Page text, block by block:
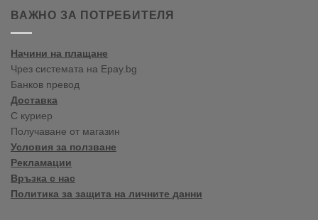
Лято
пролет-
ВАЖНО ЗА ПОТРЕБИТЕЛЯ
Начини на плащане
Чрез системата на Epay.bg
Банков превод
Доставка
С куриер
Получаване от магазин
Условия за ползване
Рекламации
Връзка с нас
Политика за защита на личните данни